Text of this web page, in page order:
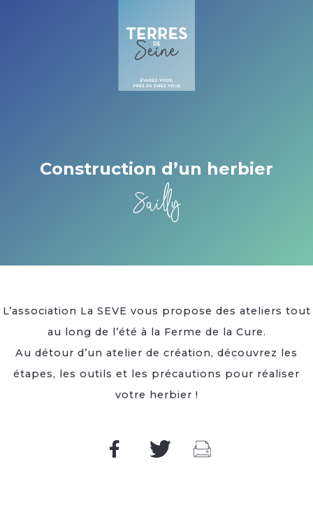
Construction d’un herbier
Sailly
L’association La SEVE vous propose des ateliers tout
au long de l’été à la Ferme de la Cure.
Au détour d’un atelier de création, découvrez les
étapes, les outils et les précautions pour réaliser
votre herbier !